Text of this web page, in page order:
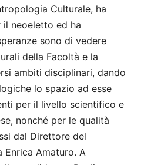
Culturale, ha
neoeletto ed ha
sono di vedere
della Facoltà e la
ambiti disciplinari, dando
lo spazio ad esse
per il livello scientifico e
nonché per le qualità
dal Direttore del
Enrica Amaturo. A